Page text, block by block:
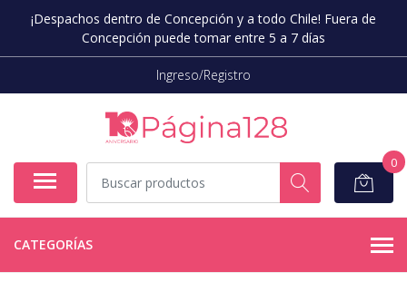
¡Despachos dentro de Concepción y a todo Chile! Fuera de
Concepción puede tomar entre 5 a 7 días
Ingreso/Registro
0
CATEGORÍAS